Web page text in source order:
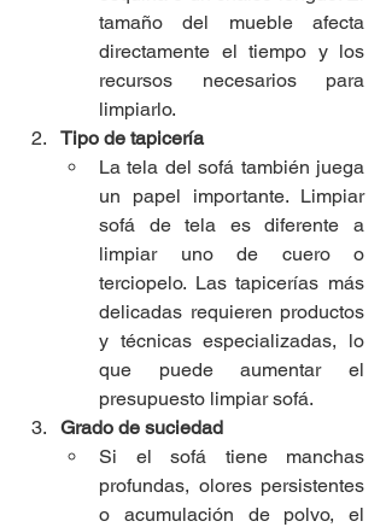
tamaño del mueble afecta
directamente el tiempo y los
recursos necesarios para
limpiarlo.
Tipo de tapicería
La tela del sofá también juega
un papel importante. Limpiar
sofá de tela es diferente a
limpiar uno de cuero o
terciopelo. Las tapicerías más
delicadas requieren productos
y técnicas especializadas, lo
que puede aumentar el
presupuesto limpiar sofá.
Grado de suciedad
Si el sofá tiene manchas
profundas, olores persistentes
o acumulación de polvo, el